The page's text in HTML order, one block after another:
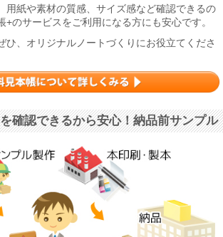
用紙や素材の質感、サイズ感など確認できるの
+のサービスをご利用になる方にも安心です。
ひ、オリジナルノートづくりにお役立てくださ
確認できるから安心！納品前サンプル